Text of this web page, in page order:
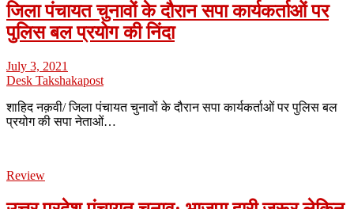
जिला पंचायत चुनावों के दौरान सपा कार्यकर्ताओं पर
पुलिस बल प्रयोग की निंदा
July 3, 2021
Desk Takshakapost
शाहिद नक़वी/ जिला पंचायत चुनावों के दौरान सपा कार्यकर्ताओं पर पुलिस बल
प्रयोग की सपा नेताओं…
Review